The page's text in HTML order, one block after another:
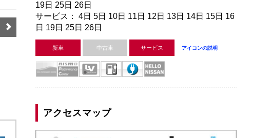
19日 25日 26日
サービス： 4日 5日 10日 11日 12日 13日 14日 15日 16
日 19日 25日 26日
新車 中古車 サービス アイコンの説明
アクセスマップ